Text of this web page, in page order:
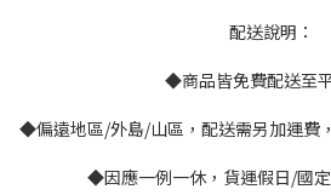
配送說明：
◆商品皆免費配送至
◆偏遠地區/外島/山區，配送需另加運費
◆因應一例一休，貨運假日/國